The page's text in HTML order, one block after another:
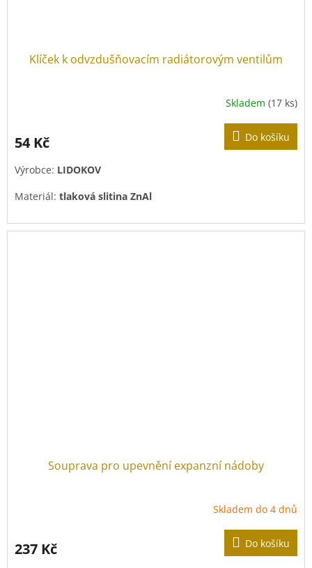
Klíček k odvzdušňovacím radiátorovým ventilům
Skladem (17 ks)
54 Kč Do košíku
Výrobce: LIDOKOV
Materiál: tlaková slitina ZnAl
Povrchová úprava:pozink
Souprava pro upevnění expanzní nádoby
Skladem do 4 dnů
237 Kč Do košíku